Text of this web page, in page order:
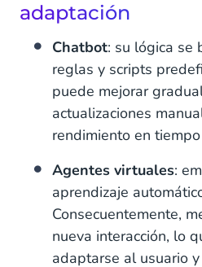
adaptación
Chatbot: su lógica se
reglas y scripts
puede mejorar
actualizaciones
rendimiento en
Agentes virtuales:
aprendizaje
Consecuentemente,
nueva interacción, lo
adaptarse al usuario